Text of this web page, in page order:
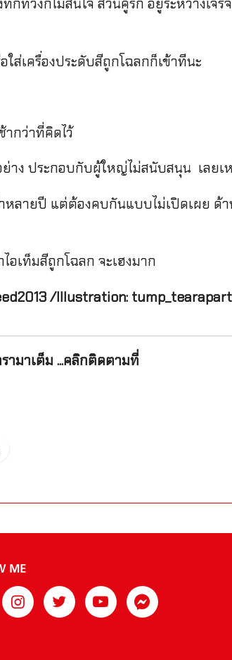
กท้วงก็ไม่สนใจ ส่วนคู่รัก อยู่ระหว่างเจ
ส่เครื่องประดับสีถูกโฉลกก็เข้าทีนะ
ากว่าที่คิดไว้
าง ประกอบกับผู้ใหญ่ไม่สนับสนุน เลยเ
ายปี แต่ต้องคบกันแบบไม่เปิดเผย ด้า
อเท็มสีถูกโฉลก จะเฮงมาก
/Illustration: tump_tearapart
ามาเต็ม ...คลิกติดตามที่
ME